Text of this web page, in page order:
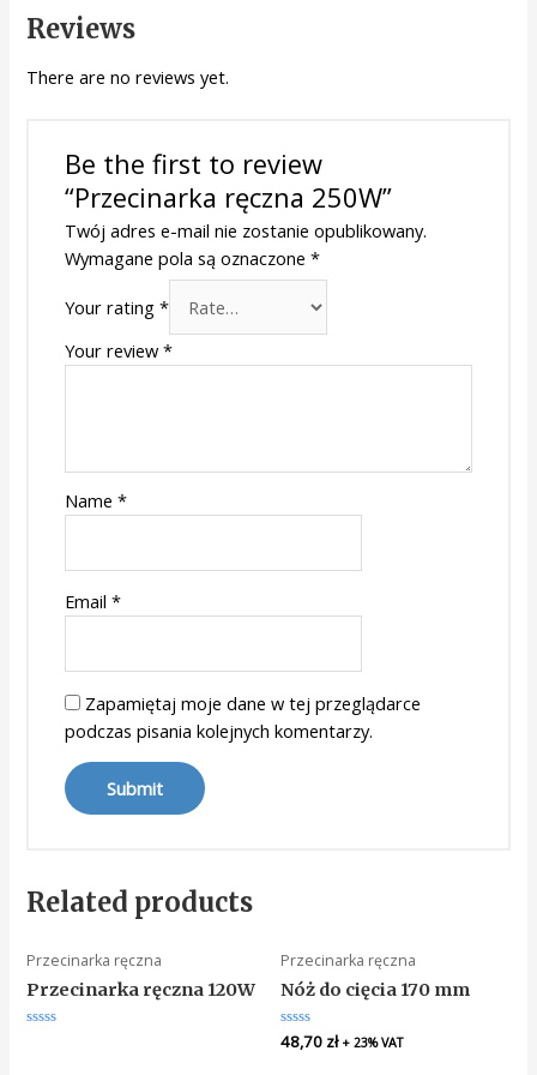
Reviews
There are no reviews yet.
Be the first to review
“Przecinarka ręczna 250W”
Twój adres e-mail nie zostanie opublikowany.
Wymagane pola są oznaczone *
Your rating *
Your review *
Name *
Email *
Zapamiętaj moje dane w tej przeglądarce
podczas pisania kolejnych komentarzy.
Related products
Przecinarka ręczna
Przecinarka ręczna 120W
Przecinarka ręczna
Nóż do cięcia 170 mm
Rated
0
48,70 zł + 23% VAT